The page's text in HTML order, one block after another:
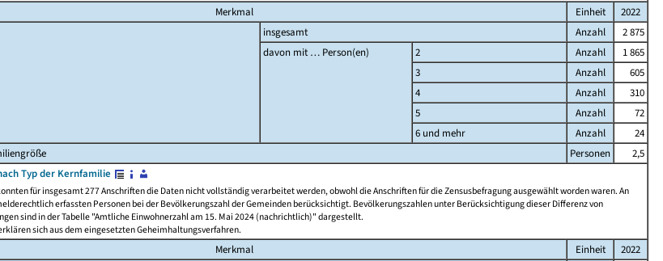
Merkmal Einheit
2022
insgesamt Anzahl
2 875
davon mit … Person(en)
2 Anzahl
1 865
3
Anzahl
605
4
Anzahl
310
5
Anzahl
72
6 und mehr
Anzahl
24
Personen
2,5
Typ der Kernfamilie
für insgesamt 277 Anschriften die Daten nicht vollständig verarbeitet werden, obwohl die Anschriften für die Zensusbefragung ausgewählt worden waren. An
erfassten Personen bei der Bevölkerungszahl der Gemeinden berücksichtigt. Bevölkerungszahlen unter Berücksichtigung dieser Differenz von
sind in der Tabelle "Amtliche Einwohnerzahl am 15. Mai 2024 (nachrichtlich)" dargestellt.
sich aus dem eingesetzten Geheimhaltungsverfahren.
Merkmal Einheit
2022